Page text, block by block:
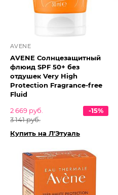
AVENE
AVENE Солнцезащитный
флюид SPF 50+ без
отдушек Very High
Protection Fragrance-free
Fluid
2 669 руб.
3 141 руб.
-15%
Купить на Л'Этуаль